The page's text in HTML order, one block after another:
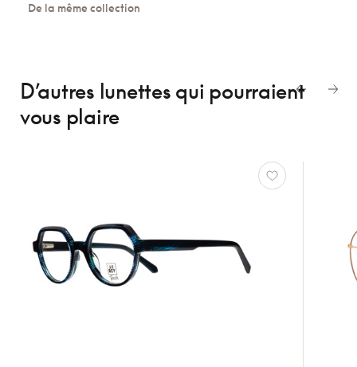
De la même collection
D’autres lunettes qui pourraient
vous plaire